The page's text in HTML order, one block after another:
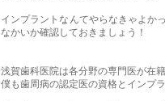
インプラントなんてやらなきゃよか
なかいか確認しておきましょう！
浅賀歯科医院は各分野の専門医が在
僕も歯周病の認定医の資格とインプ